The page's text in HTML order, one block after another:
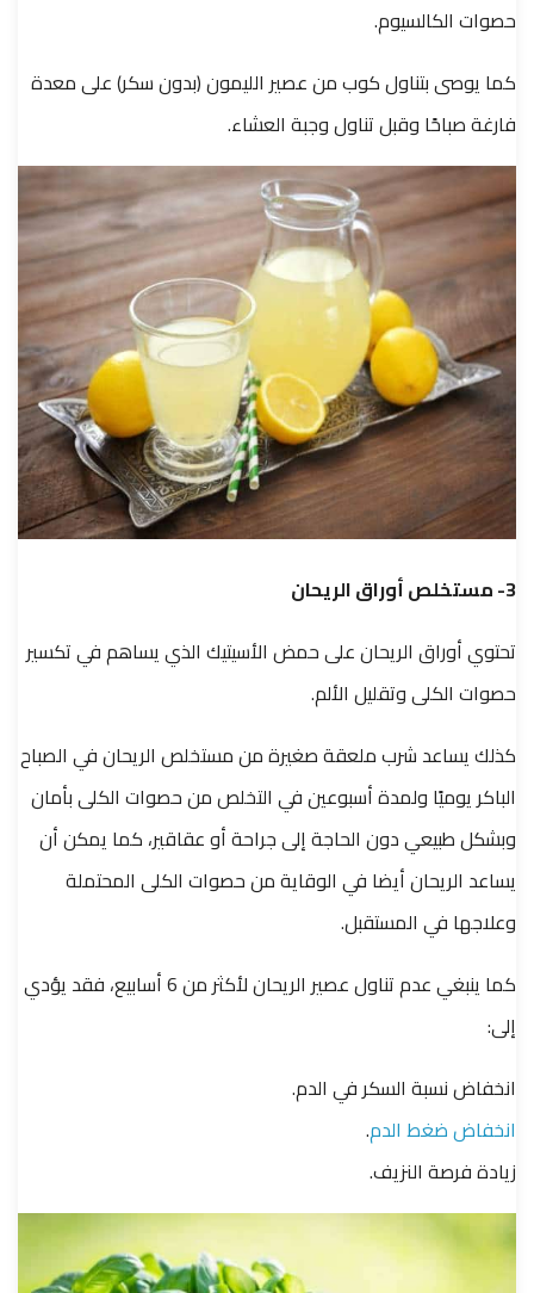
حصوات الكالسيوم.
كما يوصى بتناول كوب من عصير الليمون (بدون سكر) على معدة
فارغة صباحًا وقبل تناول وجبة العشاء.
3- مستخلص أوراق الريحان
تحتوي أوراق الريحان على حمض الأسيتيك الذي يساهم في تكسير
حصوات الكلى وتقليل الألم.
كذلك يساعد شرب ملعقة صغيرة من مستخلص الريحان في الصباح
الباكر يوميًا ولمدة أسبوعين في التخلص من حصوات الكلى بأمان
وبشكل طبيعي دون الحاجة إلى جراحة أو عقاقير، كما يمكن أن
يساعد الريحان أيضا في الوقاية من حصوات الكلى المحتملة
وعلاجها في المستقبل.
كما ينبغي عدم تناول عصير الريحان لأكثر من 6 أسابيع، فقد يؤدي
إلى:
انخفاض نسبة السكر في الدم.
انخفاض ضغط الدم.
زيادة فرصة النزيف.